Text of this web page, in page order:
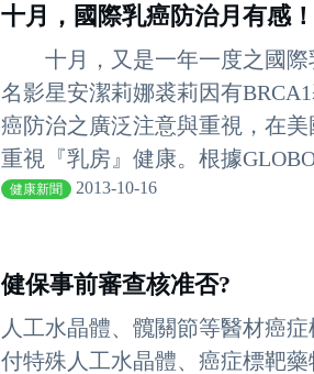
十月，國際乳癌防治月有感！
十月，又是一年一度之國際
名影星安潔莉娜裘莉因有
癌防治之廣泛注意與重視，在
重視『乳房』健康。根據
健康新聞 2013-10-16
健保事前審查核准否?
人工水晶體、髖關節等醫材癌
付特殊人工水晶體、癌症標靶